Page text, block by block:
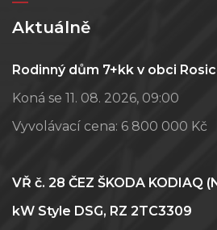
Aktuálně
Rodinný dům 7+kk v obci
Koná se 11. 08. 2026, 09:00
Vyvolávací cena: 6 800 000 Kč
VŘ č. 28 ČEZ ŠKODA KODIAQ
kW Style DSG, RZ 2TC3309